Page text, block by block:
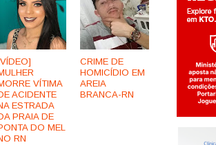
VÍTIMA
ACIDENTE
ESTRADA
PRAIA DE
DO MEL
RN
CRIME DE
HOMICÍDIO EM
AREIA
BRANCA-RN